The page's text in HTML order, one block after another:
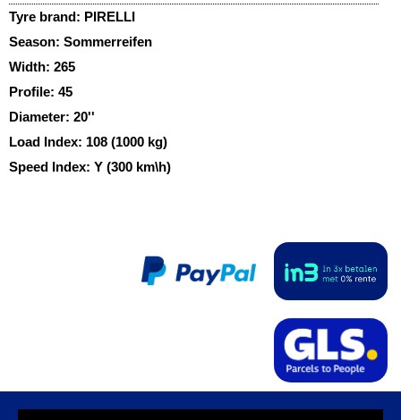
Tyre brand: PIRELLI
Season: Sommerreifen
Width: 265
Profile: 45
Diameter: 20''
Load Index: 108 (1000 kg)
Speed Index: Y (300 km\h)